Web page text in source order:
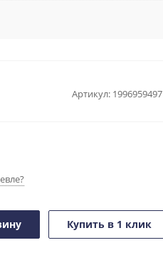
Артикул: 1996959497
Купить в 1 клик